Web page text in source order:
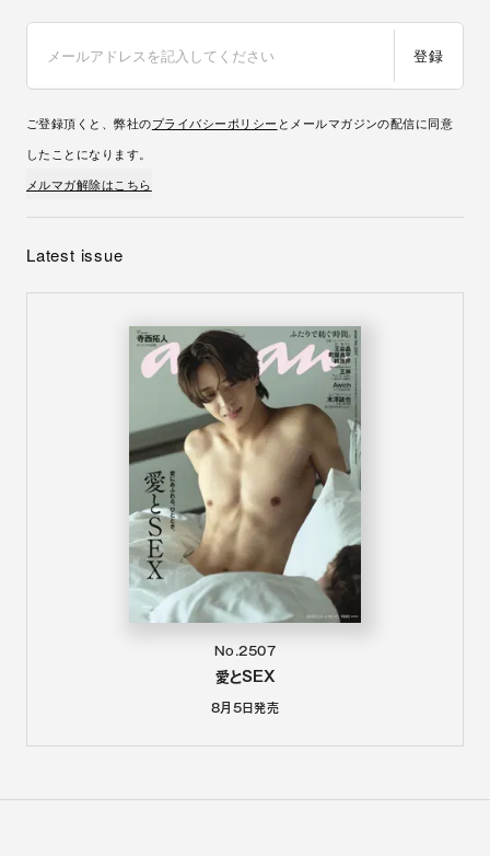
登録
ご登録頂くと、弊社のプライバシーポリシー とメールマガジンの配信に同意
したことになります。
メルマガ解除はこちら
Latest issue
No.2507
愛とSEX
8月5日発売